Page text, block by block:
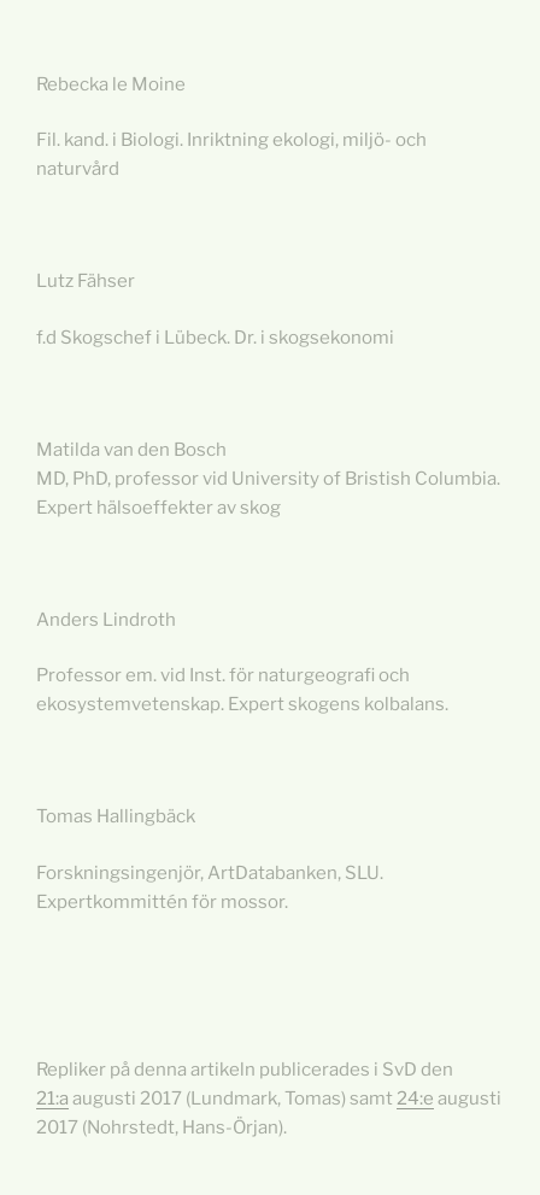
Rebecka le Moine
Fil. kand. i Biologi. Inriktning ekologi, miljö- och
naturvård
Lutz Fähser
f.d Skogschef i Lübeck. Dr. i skogsekonomi
Matilda van den Bosch
MD, PhD, professor vid University of Bristish Columbia.
Expert hälsoeffekter av skog
Anders Lindroth
Professor em. vid Inst. för naturgeografi och
ekosystemvetenskap. Expert skogens kolbalans.
Tomas Hallingbäck
Forskningsingenjör, ArtDatabanken, SLU.
Expertkommittén för mossor.
Repliker på denna artikeln publicerades i SvD den
21:a augusti 2017 (Lundmark, Tomas) samt 24:e augusti
2017 (Nohrstedt, Hans-Örjan).